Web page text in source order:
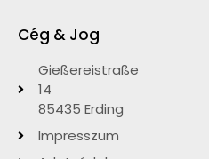
Cég & Jog
Gießereistraße
14
85435 Erding
Impresszum